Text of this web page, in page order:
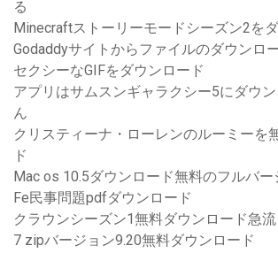
る
Minecraftストーリーモードシーズン2を
Godaddyサイトからファイルのダウンロ
セクシーなGIFをダウンロード
アプリはサムスンギャラクシー5にダウ
ん
クリスティーナ・ローレンのルーミーを
ド
Mac os 10.5ダウンロード無料のフルバ
Fe民事問題pdfダウンロード
クラウンシーズン1無料ダウンロード急流
7 zipバージョン9.20無料ダウンロード